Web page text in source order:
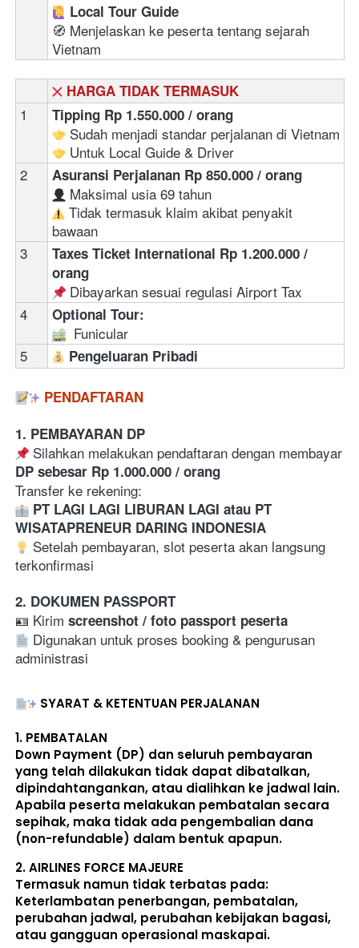
Local Tour Guide
🧭 Menjelaskan ke peserta tentang sejarah
Vietnam
HARGA TIDAK TERMASUK
1 Tipping Rp 1.550.000 / orang
Sudah menjadi standar perjalanan di Vietnam
Untuk Local Guide & Driver
2
Asuransi Perjalanan Rp 850.000 / orang
Maksimal usia 69 tahun
Tidak termasuk klaim akibat penyakit
bawaan
3
Taxes Ticket International Rp 1.200.000 /
orang
Dibayarkan sesuai regulasi Airport Tax
4
Optional Tour:
  Funicular
5
Pengeluaran Pribadi
PENDAFTARAN
1. PEMBAYARAN DP
DP sebesar Rp 1.000.000 / orang
Transfer ke rekening:
PT LAGI LAGI LIBURAN LAGI atau PT
WISATAPRENEUR DARING INDONESIA
Setelah pembayaran, slot peserta akan langsung
terkonfirmasi
2. DOKUMEN PASSPORT
🪪 Kirim screenshot / foto passport peserta
Digunakan untuk proses booking & pengurusan
administrasi
SYARAT & KETENTUAN PERJALANAN
1. PEMBATALAN
Down Payment (DP) dan seluruh pembayaran
yang telah dilakukan tidak dapat dibatalkan,
dipindahtangankan, atau dialihkan ke jadwal lain.
Apabila peserta melakukan pembatalan secara
sepihak, maka tidak ada pengembalian dana
(non-refundable) dalam bentuk apapun.
2. AIRLINES FORCE MAJEURE
Termasuk namun tidak terbatas pada:
Keterlambatan penerbangan, pembatalan,
perubahan jadwal, perubahan kebijakan bagasi,
atau gangguan operasional maskapai.